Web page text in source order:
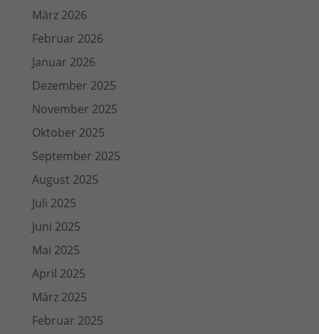
März 2026
Februar 2026
Januar 2026
Dezember 2025
November 2025
Oktober 2025
September 2025
August 2025
Juli 2025
Juni 2025
Mai 2025
April 2025
März 2025
Februar 2025